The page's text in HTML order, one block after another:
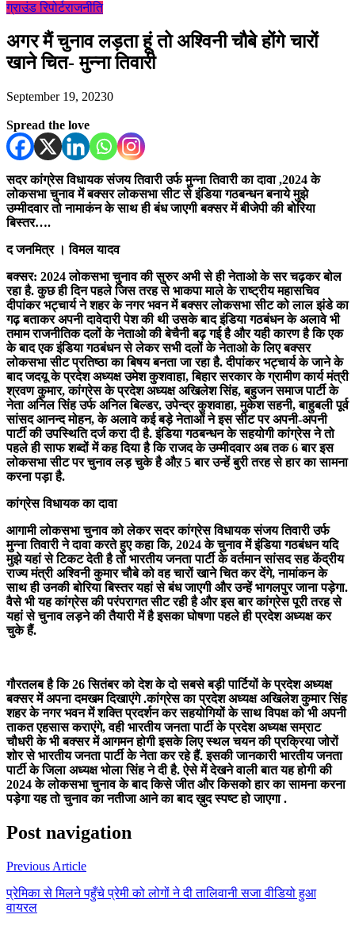
ग्राउंड रिपोर्टराजनीति
अगर मैं चुनाव लड़ता हूं तो अश्विनी चौबे होंगे चारों
खाने चित- मुन्ना तिवारी
September 19, 20230
Spread the love
सदर कांग्रेस विधायक संजय तिवारी उर्फ मुन्ना तिवारी का दावा ,2024 के
लोकसभा चुनाव में बक्सर लोकसभा सीट से इंडिया गठबन्धन बनाये मुझे
उम्मीदवार तो नामाकंन के साथ ही बंध जाएगी बक्सर में बीजेपी की बोरिया
बिस्तर….
द जनमित्र । विमल यादव
बक्सर: 2024 लोकसभा चुनाव की सुरुर अभी से ही नेताओ के सर चढ़कर बोल
रहा है. कुछ ही दिन पहले जिस तरह से भाकपा माले के राष्ट्रीय महासचिव
दीपांकर भट्चार्य ने शहर के नगर भवन में बक्सर लोकसभा सीट को लाल झंडे का
गढ़ बताकर अपनी दावेदारी पेश की थी उसके बाद इंडिया गठबंधन के अलावे भी
तमाम राजनीतिक दलों के नेताओ की बेचैनी बढ़ गई है और यही कारण है कि एक
के बाद एक इंडिया गठबंधन से लेकर सभी दलों के नेताओ के लिए बक्सर
लोकसभा सीट प्रतिष्ठा का बिषय बनता जा रहा है. दीपांकर भट्चार्य के जाने के
बाद जदयू के प्रदेश अध्यक्ष उमेश कुशवाहा, बिहार सरकार के ग्रामीण कार्य मंत्री
श्रवण कुमार, कांग्रेस के प्रदेश अध्यक्ष अखिलेश सिंह, बहुजन समाज पार्टी के
नेता अनिल सिंह उर्फ अनिल बिल्डर, उपेन्द्र कुशवाहा, मुकेश सहनी, बाहुबली पूर्व
सांसद आनन्द मोहन, के अलावे कई बड़े नेताओं ने इस सीट पर अपनी-अपनी
पार्टी की उपस्थिति दर्ज करा दी है. इंडिया गठबन्धन के सहयोगी कांग्रेस ने तो
पहले ही साफ शब्दों में कह दिया है कि राजद के उम्मीदवार अब तक 6 बार इस
लोकसभा सीट पर चुनाव लड़ चुके है औऱ 5 बार उन्हें बुरी तरह से हार का सामना
करना पड़ा है.
कांग्रेस विधायक का दावा
आगामी लोकसभा चुनाव को लेकर सदर कांग्रेस विधायक संजय तिवारी उर्फ
मुन्ना तिवारी ने दावा करते हुए कहा कि, 2024 के चुनाव में इंडिया गठबंधन यदि
मुझे यहां से टिकट देती है तो भारतीय जनता पार्टी के वर्तमान सांसद सह केंद्रीय
राज्य मंत्री अश्विनी कुमार चौबे को वह चारों खाने चित कर देंगे, नामांकन के
साथ ही उनकी बोरिया बिस्तर यहां से बंध जाएगी और उन्हें भागलपुर जाना पड़ेगा.
वैसे भी यह कांग्रेस की परंपरागत सीट रही है और इस बार कांग्रेस पूरी तरह से
यहां से चुनाव लड़ने की तैयारी में है इसका घोषणा पहले ही प्रदेश अध्यक्ष कर
चुके हैं.
गौरतलब है कि 26 सितंबर को देश के दो सबसे बड़ी पार्टियों के प्रदेश अध्यक्ष
बक्सर में अपना दमखम दिखाएंगे .कांग्रेस का प्रदेश अध्यक्ष अखिलेश कुमार सिंह
शहर के नगर भवन में शक्ति प्रदर्शन कर सहयोगियों के साथ विपक्ष को भी अपनी
ताकत एहसास कराएंगे, वही भारतीय जनता पार्टी के प्रदेश अध्यक्ष सम्राट
चौधरी के भी बक्सर में आगमन होगी इसके लिए स्थल चयन की प्रक्रिया जोरों
शोर से भारतीय जनता पार्टी के नेता कर रहे हैं. इसकी जानकारी भारतीय जनता
पार्टी के जिला अध्यक्ष भोला सिंह ने दी है. ऐसे में देखने वाली बात यह होगी की
2024 के लोकसभा चुनाव के बाद किसे जीत और किसको हार का सामना करना
पड़ेगा यह तो चुनाव का नतीजा आने का बाद ख़ुद स्पष्ट हो जाएगा .
Post navigation
Previous Article
प्रेमिका से मिलने पहुँचे प्रेमी को लोगों ने दी तालिवानी सजा वीडियो हुआ
वायरल